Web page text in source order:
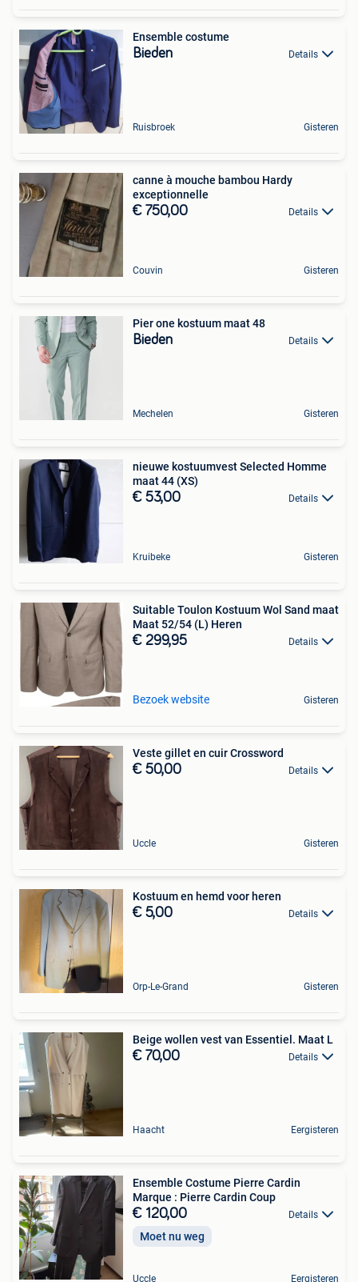
Ensemble costume
Bieden Details
Ruisbroek Gisteren
canne à mouche bambou Hardy
exceptionnelle
€ 750,00 Details
Couvin Gisteren
Pier one kostuum maat 48
Bieden Details
Mechelen Gisteren
nieuwe kostuumvest Selected Homme
maat 44 (XS)
€ 53,00 Details
Kruibeke Gisteren
Suitable Toulon Kostuum Wol Sand maat
Maat 52/54 (L) Heren
€ 299,95 Details
Bezoek website Gisteren
Veste gillet en cuir Crossword
€ 50,00 Details
Uccle Gisteren
Kostuum en hemd voor heren
€ 5,00 Details
Orp-Le-Grand Gisteren
Beige wollen vest van Essentiel. Maat L
€ 70,00 Details
Haacht Eergisteren
Ensemble Costume Pierre Cardin ​
Marque : Pierre Cardin ​Coup
€ 120,00 Details
Moet nu weg
Uccle Eergisteren